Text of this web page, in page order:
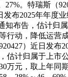
27%。特瑞斯（
布2025年年度
知布告，估计
行动，降低运
）近日发
估计归属于上
元，取上年同